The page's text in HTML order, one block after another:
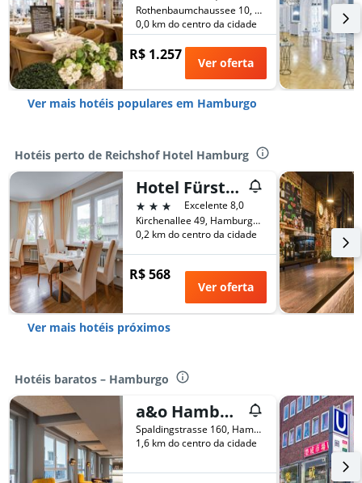
Rothenbaumchaussee 10, Hamburgo, Hamburgo, Alemanha
0,0 km do centro da cidade
R$ 1.257 Ver oferta
Ver mais hotéis populares em Hamburgo
Hotéis perto de Reichshof Hotel Hamburg
Hotel Fürst Bismarck
3 estrelasExcelente 8,0
Kirchenallee 49, Hamburgo, Hamburgo, Alemanha
0,2 km do centro da cidade
R$ 568
Ver oferta
Ver mais hotéis próximos
Hotéis baratos – Hamburgo
a&o Hamburg City - Hostel
Spaldingstrasse 160, Hamburgo, Hamburgo, Alemanha
1,6 km do centro da cidade